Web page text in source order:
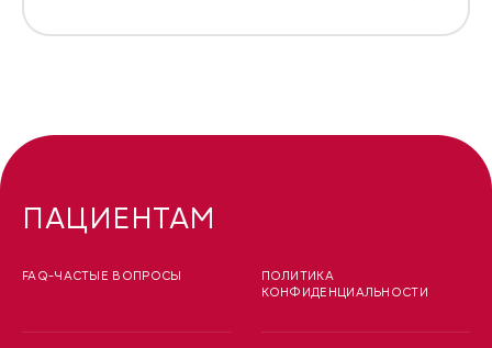
ПАЦИЕНТАМ
FAQ-ЧАСТЫЕ ВОПРОСЫ
ПОЛИТИКА
КОНФИДЕНЦИАЛЬНОСТИ